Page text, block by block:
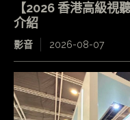
【2026 香港高級
介紹
影音 2026-08-07